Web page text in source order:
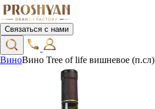
Связаться с нами
ВиноВино Tree of life вишневое (п.сл)